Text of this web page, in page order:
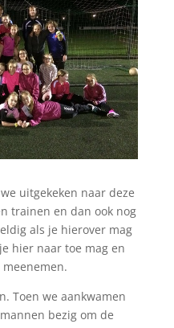
uitgekeken naar deze
trainen en dan ook nog
als je hierover mag
hier naar toe mag en
Toen we aankwamen
bezig om de